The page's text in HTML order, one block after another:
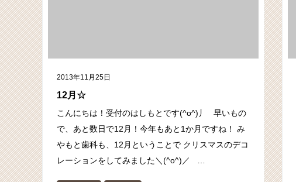
2013年11月25日
12月☆
こんにちは！受付のはしもとです(^o^)丿 早いもの
で、あと数日で12月！今年もあと1か月ですね！ み
やもと歯科も、12月ということで クリスマスのデコ
レーションをしてみました＼(^o^)／ …